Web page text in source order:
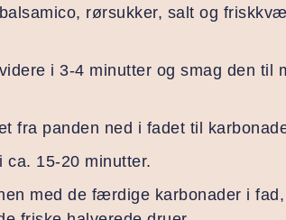
rørsukker, salt og
i 3-4 minutter og smag den til
fra panden ned i fadet til
15-20 minutter.
med de færdige karbonader i